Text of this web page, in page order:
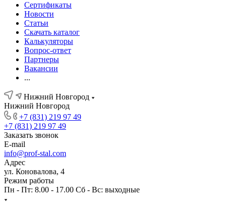
Сертификаты
Новости
Статьи
Скачать каталог
Калькуляторы
Вопрос-ответ
Партнеры
Вакансии
...
Нижний Новгород
Нижний Новгород
+7 (831) 219 97 49
+7 (831) 219 97 49
Заказать звонок
E-mail
info@prof-stal.com
Адрес
ул. Коновалова, 4
Режим работы
Пн - Пт: 8.00 - 17.00 Сб - Вс: выходные